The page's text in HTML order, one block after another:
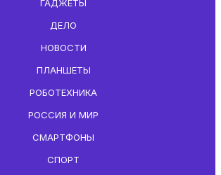
ГАДЖЕТЫ
ДЕЛО
НОВОСТИ
ПЛАНШЕТЫ
РОБОТЕХНИКА
РОССИЯ И МИР
СМАРТФОНЫ
СПОРТ